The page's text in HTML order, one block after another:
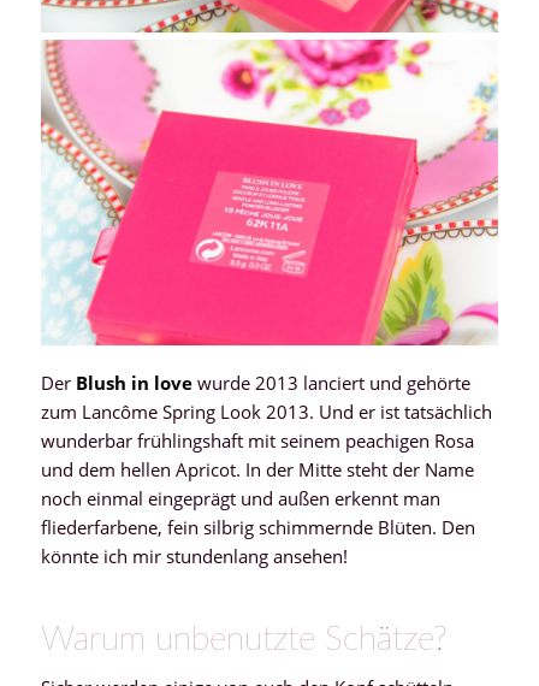
Der Blush in lovewurde 2013 lanciert und gehörte
zum Lancôme Spring Look 2013. Und er ist tatsächlich
wunderbar frühlingshaft mit seinem peachigen Rosa
und dem hellen Apricot. In der Mitte steht der Name
noch einmal eingeprägt und außen erkennt man
fliederfarbene, fein silbrig schimmernde Blüten. Den
könnte ich mir stundenlang ansehen!
Warum unbenutzte Schätze?